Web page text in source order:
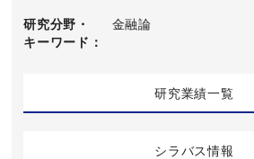
研究分野・
キーワード
金融論
研究業績一覧
シラバス情報